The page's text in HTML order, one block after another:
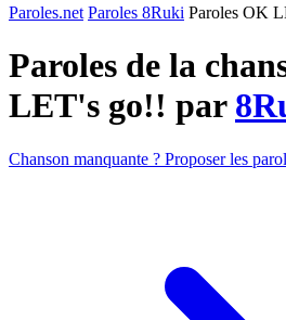
Paroles.net Paroles 8Ruki Paroles OK
Paroles de la
LET's go!! par
Chanson manquante ? Proposer les